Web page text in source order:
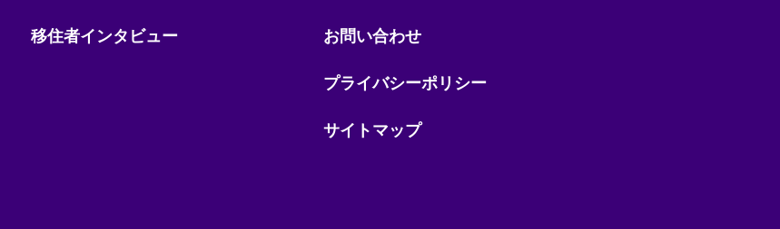
移住者インタビュー お問い合わせ
プライバシーポリシー
サイトマップ